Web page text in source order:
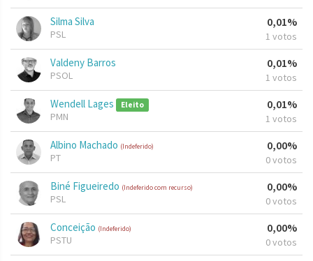
Silma Silva
PSL
0,01%
1 votos
Valdeny Barros
PSOL
0,01%
1 votos
Wendell Lages Eleito
PMN
0,01%
1 votos
Albino Machado (Indeferido)
PT
0,00%
0 votos
Biné Figueiredo (Indeferido com recurso)
PSL
0,00%
0 votos
Conceição (Indeferido)
PSTU
0,00%
0 votos